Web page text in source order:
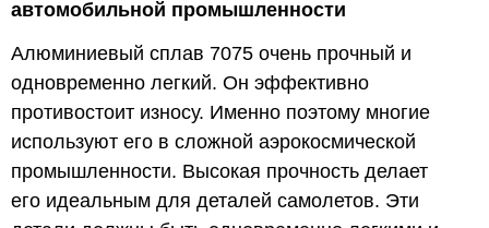
автомобильной промышленности
Алюминиевый сплав 7075 очень прочный и
одновременно легкий. Он эффективно
противостоит износу. Именно поэтому многие
используют его в сложной аэрокосмической
промышленности. Высокая прочность делает
его идеальным для деталей самолетов. Эти